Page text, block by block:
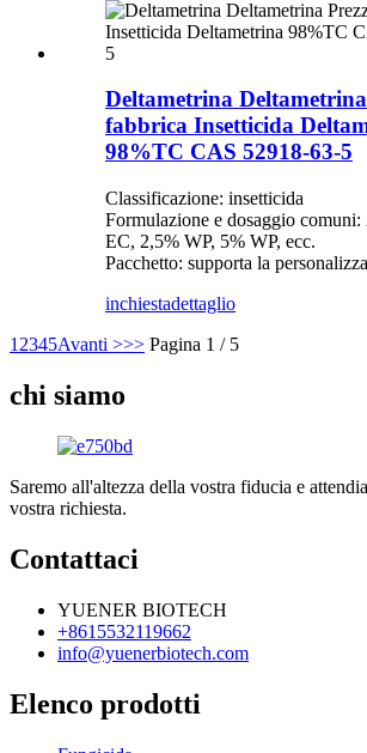
Deltametrina
fabbrica Insetticida
98%TC CAS 52918-63-5
Classificazione: insetticida
Formulazione e dosaggio
EC, 2,5% WP, 5% WP, ecc.
Pacchetto: supporta la
inchiestadettaglio
1 2345Avanti >>> Pagina 1 / 5
chi siamo
Saremo all'altezza della vostra fiducia e
vostra richiesta.
Contattaci
YUENER BIOTECH
+8615532119662
info@yuenerbiotech.com
Elenco prodotti